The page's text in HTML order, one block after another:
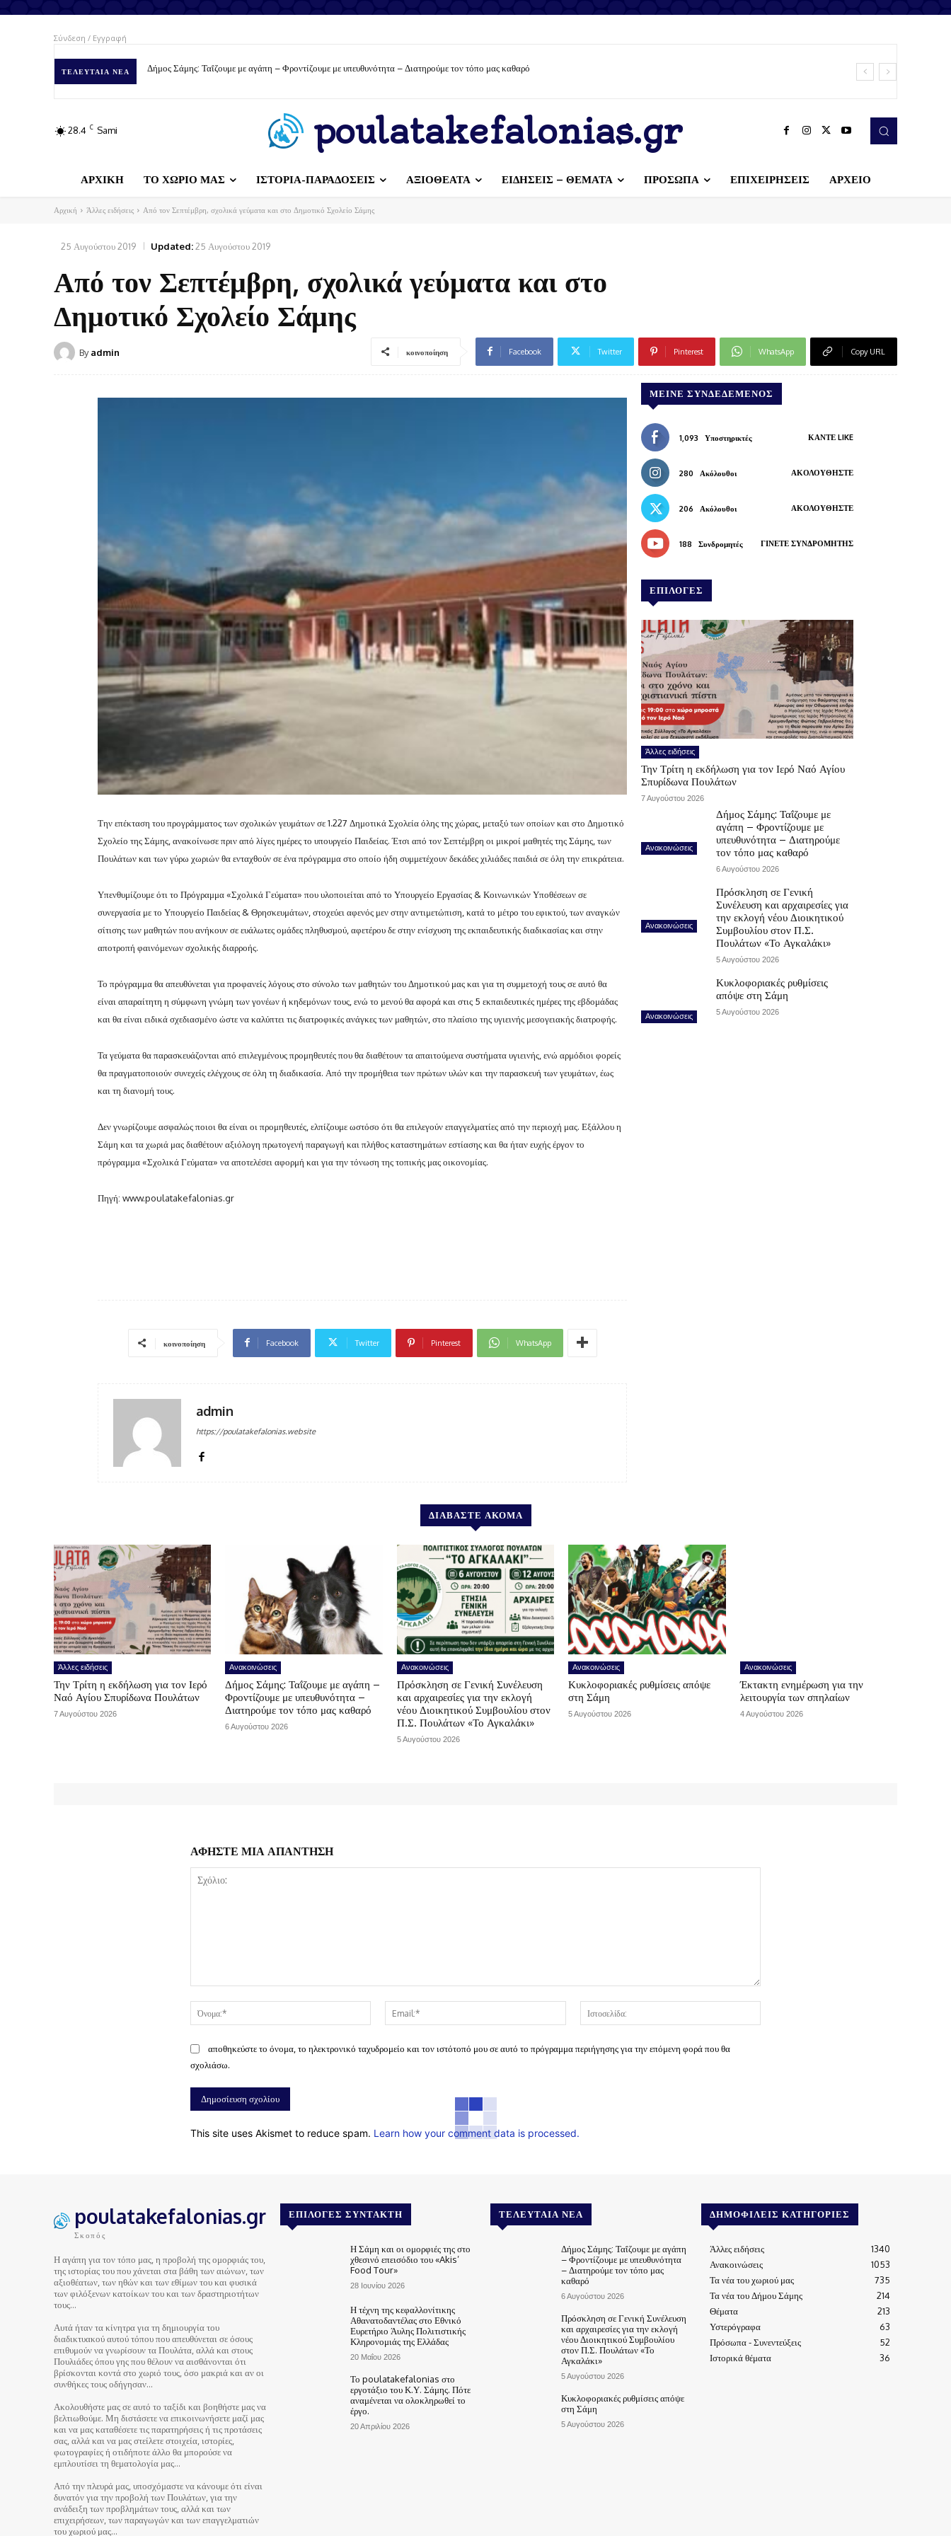
Σύνδεση / Εγγραφή
ΤΕΛΕΥΤΑΊΑ ΝΈΑ Δήμος Σάμης: Ταΐζουμε με αγάπη – Φροντίζουμε με υπευθυνότητα – Διατηρούμε τον τόπο μας καθαρό
28.4 C Sami poulatakefalonias.gr
ΑΡΧΙΚΗ ΤΟ ΧΩΡΙΟ ΜΑΣ ΙΣΤΟΡΙΑ-ΠΑΡΑΔΟΣΕΙΣ ΑΞΙΟΘΕΑΤΑ ΕΙΔΗΣΕΙΣ – ΘΕΜΑΤΑ ΠΡΟΣΩΠΑ ΕΠΙΧΕΙΡΗΣΕΙΣ ΑΡΧΕΙΟ
Αρχική Άλλες ειδήσεις Από τον Σεπτέμβρη, σχολικά γεύματα και στο Δημοτικό Σχολείο Σάμης
25 Αυγούστου 2019 Updated:25 Αυγούστου 2019
Από τον Σεπτέμβρη, σχολικά γεύματα και στο
Δημοτικό Σχολείο Σάμης
By admin κοινοποίηση Facebook Twitter Pinterest WhatsApp Copy URL
Την επέκταση του προγράμματος των σχολικών γευμάτων σε 1.227 Δημοτικά Σχολεία όλης της χώρας, μεταξύ των οποίων και στο Δημοτικό
Σχολείο της Σάμης, ανακοίνωσε πριν από λίγες ημέρες το υπουργείο Παιδείας. Έτσι από τον Σεπτέμβρη οι μικροί μαθητές της Σάμης, των
Πουλάτων και των γύρω χωριών θα ενταχθούν σε ένα πρόγραμμα στο οποίο ήδη συμμετέχουν δεκάδες χιλιάδες παιδιά σε όλη την επικράτεια.
Υπενθυμίζουμε ότι το Πρόγραμμα «Σχολικά Γεύματα» που υλοποιείται από το Υπουργείο Εργασίας & Κοινωνικών Υποθέσεων σε
συνεργασία με το Υπουργείο Παιδείας & Θρησκευμάτων, στοχεύει αφενός μεν στην αντιμετώπιση, κατά το μέτρο του εφικτού, των αναγκών
σίτισης των μαθητών που ανήκουν σε ευάλωτες ομάδες πληθυσμού, αφετέρου δε στην ενίσχυση της εκπαιδευτικής διαδικασίας και στην
αποτροπή φαινόμενων σχολικής διαρροής.
Το πρόγραμμα θα απευθύνεται για προφανείς λόγους στο σύνολο των μαθητών του Δημοτικού μας και για τη συμμετοχή τους σε αυτό θα
είναι απαραίτητη η σύμφωνη γνώμη των γονέων ή κηδεμόνων τους, ενώ το μενού θα αφορά και στις 5 εκπαιδευτικές ημέρες της εβδομάδας
και θα είναι ειδικά σχεδιασμένο ώστε να καλύπτει τις διατροφικές ανάγκες των μαθητών, στο πλαίσιο της υγιεινής μεσογειακής διατροφής.
Τα γεύματα θα παρασκευάζονται από επιλεγμένους προμηθευτές που θα διαθέτουν τα απαιτούμενα συστήματα υγιεινής, ενώ αρμόδιοι φορείς
θα πραγματοποιούν συνεχείς ελέγχους σε όλη τη διαδικασία. Από την προμήθεια των πρώτων υλών και την παρασκευή των γευμάτων, έως
και τη διανομή τους.
Δεν γνωρίζουμε ασφαλώς ποιοι θα είναι οι προμηθευτές, ελπίζουμε ωστόσο ότι θα επιλεγούν επαγγελματίες από την περιοχή μας. Εξάλλου η
Σάμη και τα χωριά μας διαθέτουν αξιόλογη πρωτογενή παραγωγή και πλήθος καταστημάτων εστίασης και θα ήταν ευχής έργον το
πρόγραμμα «Σχολικά Γεύματα» να αποτελέσει αφορμή και για την τόνωση της τοπικής μας οικονομίας.
Πηγή: www.poulatakefalonias.gr
κοινοποίηση Facebook Twitter Pinterest WhatsApp
admin
https://poulatakefalonias.website
ΜΕΊΝΕ ΣΥΝΔΕΔΕΜΈΝΟΣ
1,093 Υποστηρικτές ΚΆΝΤΕ LIKE
280 Ακόλουθοι ΑΚΟΛΟΥΘΉΣΤΕ
206 Ακόλουθοι ΑΚΟΛΟΥΘΉΣΤΕ
188 Συνδρομητές ΓΊΝΕΤΕ ΣΥΝΔΡΟΜΗΤΉΣ
ΕΠΙΛΟΓΕΣ
Άλλες ειδήσεις
Την Τρίτη η εκδήλωση για τον Ιερό Ναό Αγίου
Σπυρίδωνα Πουλάτων
7 Αυγούστου 2026
Ανακοινώσεις
Δήμος Σάμης: Ταΐζουμε με
αγάπη – Φροντίζουμε με
υπευθυνότητα – Διατηρούμε
τον τόπο μας καθαρό
6 Αυγούστου 2026
Ανακοινώσεις
Πρόσκληση σε Γενική
Συνέλευση και αρχαιρεσίες για
την εκλογή νέου Διοικητικού
Συμβουλίου στον Π.Σ.
Πουλάτων «Το Αγκαλάκι»
5 Αυγούστου 2026
Ανακοινώσεις
Κυκλοφοριακές ρυθμίσεις
απόψε στη Σάμη
5 Αυγούστου 2026
ΔΙΑΒΑΣΤΕ ΑΚΟΜΑ
Άλλες ειδήσεις
Την Τρίτη η εκδήλωση για τον Ιερό
Ναό Αγίου Σπυρίδωνα Πουλάτων
7 Αυγούστου 2026
Ανακοινώσεις
Δήμος Σάμης: Ταΐζουμε με αγάπη –
Φροντίζουμε με υπευθυνότητα –
Διατηρούμε τον τόπο μας καθαρό
6 Αυγούστου 2026
Ανακοινώσεις
Πρόσκληση σε Γενική Συνέλευση
και αρχαιρεσίες για την εκλογή
νέου Διοικητικού Συμβουλίου στον
Π.Σ. Πουλάτων «Το Αγκαλάκι»
5 Αυγούστου 2026
Ανακοινώσεις
Κυκλοφοριακές ρυθμίσεις απόψε
στη Σάμη
5 Αυγούστου 2026
Ανακοινώσεις
Έκτακτη ενημέρωση για την
λειτουργία των σπηλαίων
4 Αυγούστου 2026
ΑΦΗΣΤΕ ΜΙΑ ΑΠΑΝΤΗΣΗ
Όνομα:*
Email:*
αποθηκεύστε το όνομα, το ηλεκτρονικό ταχυδρομείο και τον ιστότοπό μου σε αυτό το πρόγραμμα περιήγησης για την επόμενη φορά που θα
σχολιάσω.
This site uses Akismet to reduce spam. Learn how your comment data is processed.
poulatakefalonias.gr
Σκοπός
Η αγάπη για τον τόπο μας, η προβολή της ομορφιάς του,
της ιστορίας του που χάνεται στα βάθη των αιώνων, των
αξιοθέατων, των ηθών και των εθίμων του και φυσικά
των φιλόξενων κατοίκων του και των δραστηριοτήτων
τους…
Αυτά ήταν τα κίνητρα για τη δημιουργία του
διαδικτυακού αυτού τόπου που απευθύνεται σε όσους
επιθυμούν να γνωρίσουν τα Πουλάτα, αλλά και στους
Πουλιάδες όπου γης που θέλουν να αισθάνονται ότι
βρίσκονται κοντά στο χωριό τους, όσο μακριά και αν οι
συνθήκες τους οδήγησαν…
Ακολουθήστε μας σε αυτό το ταξίδι και βοηθήστε μας να
βελτιωθούμε. Μη διστάσετε να επικοινωνήσετε μαζί μας
και να μας καταθέσετε τις παρατηρήσεις ή τις προτάσεις
σας, αλλά και να μας στείλετε στοιχεία, ιστορίες,
φωτογραφίες ή οτιδήποτε άλλο θα μπορούσε να
εμπλουτίσει τη θεματολογία μας…
Από την πλευρά μας, υποσχόμαστε να κάνουμε ότι είναι
δυνατόν για την προβολή των Πουλάτων, για την
ανάδειξη των προβλημάτων τους, αλλά και των
επιχειρήσεων, των παραγωγών και των επαγγελματιών
του χωριού μας…
ΕΠΙΛΟΓΈΣ ΣΥΝΤΆΚΤΗ
Η Σάμη και οι ομορφιές της στο
χθεσινό επεισόδιο του «Akis’
Food Tour»
28 Ιουνίου 2026
Η τέχνη της κεφαλλονίτικης
Αθανατοδαντέλας στο Εθνικό
Ευρετήριο Άυλης Πολιτιστικής
Κληρονομιάς της Ελλάδας
20 Μαΐου 2026
Το poulatakefalonias στο
εργοτάξιο του Κ.Υ. Σάμης. Πότε
αναμένεται να ολοκληρωθεί το
έργο.
20 Απριλίου 2026
ΤΕΛΕΥΤΑΊΑ ΝΈΑ
Δήμος Σάμης: Ταΐζουμε με αγάπη
– Φροντίζουμε με υπευθυνότητα
– Διατηρούμε τον τόπο μας
καθαρό
6 Αυγούστου 2026
Πρόσκληση σε Γενική Συνέλευση
και αρχαιρεσίες για την εκλογή
νέου Διοικητικού Συμβουλίου
στον Π.Σ. Πουλάτων «Το
Αγκαλάκι»
5 Αυγούστου 2026
Κυκλοφοριακές ρυθμίσεις απόψε
στη Σάμη
5 Αυγούστου 2026
ΔΗΜΟΦΙΛΕΊΣ ΚΑΤΗΓΟΡΊΕΣ
Άλλες ειδήσεις
1340
Ανακοινώσεις
1053
Τα νέα του χωριού μας
735
Τα νέα του Δήμου Σάμης
214
Θέματα
213
Υστερόγραφα
63
Πρόσωπα - Συνεντεύξεις
52
Ιστορικά θέματα
36